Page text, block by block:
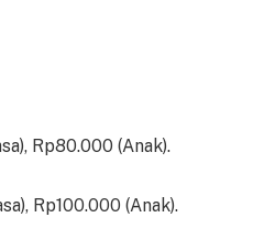
Rp80.000 (Anak).
Rp100.000 (Anak).